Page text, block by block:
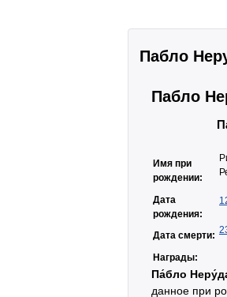
Пабло
Пабло
Имя при
рождении:
Дата
рождения:
Дата смерти:
Награды:
Па́бло
данное при